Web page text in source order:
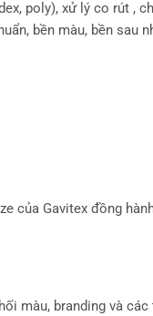
poly), xử lý co rút ,
bền màu, bền sau
của Gavitex đồng
màu, branding và